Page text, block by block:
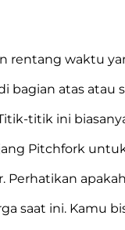
rentang waktu
bagian atas atau
titik ini
Pitchfork
saat ini. Kamu